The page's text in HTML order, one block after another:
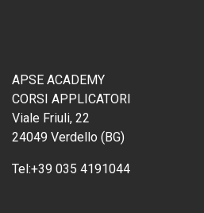
APSE ACADEMY
CORSI APPLICATORI
Viale Friuli, 22
24049 Verdello (BG)
Tel:+39 035 4191044